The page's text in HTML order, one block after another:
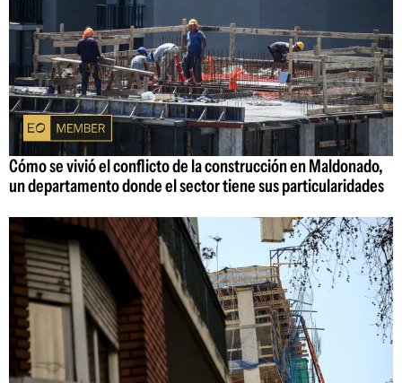
Cómo se vivió el conflicto de la construcción en Maldonado,
un departamento donde el sector tiene sus particularidades